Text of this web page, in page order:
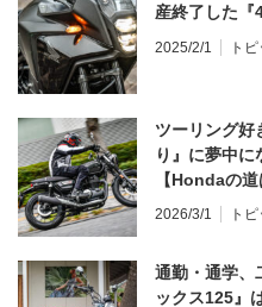
産終了した『
2025/2/1 ト
ツーリング好
り』に夢中
【Hondaの
ンプレ・レビ
2026/3/1 ト
通勤・通学、
ックス125』